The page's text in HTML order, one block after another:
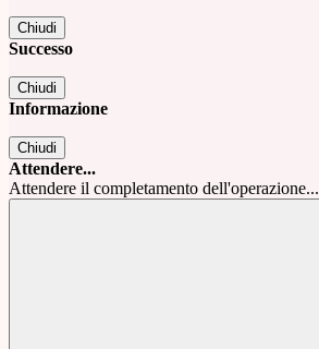
Chiudi
Successo
Chiudi
Informazione
Chiudi
Attendere...
Attendere il completamento dell'operazione...